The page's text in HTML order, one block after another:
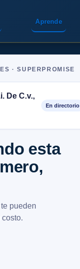
Aprende
· SUPERPROMISE
De C.v.,
En directorio
esta
pueden